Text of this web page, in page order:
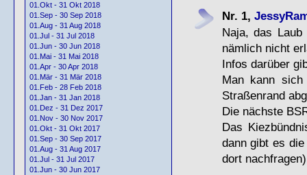
01.Okt - 31 Okt 2018
01.Sep - 30 Sep 2018
01.Aug - 31 Aug 2018
01.Jul - 31 Jul 2018
01.Jun - 30 Jun 2018
01.Mai - 31 Mai 2018
01.Apr - 30 Apr 2018
01.Mär - 31 Mär 2018
01.Feb - 28 Feb 2018
01.Jan - 31 Jan 2018
01.Dez - 31 Dez 2017
01.Nov - 30 Nov 2017
01.Okt - 31 Okt 2017
01.Sep - 30 Sep 2017
01.Aug - 31 Aug 2017
01.Jul - 31 Jul 2017
01.Jun - 30 Jun 2017
Nr. 1,
Naja, das
nämlich nicht
Infos darüber
Man kann
Straßenrand
Die nächste
Das
dann gibt es
dort